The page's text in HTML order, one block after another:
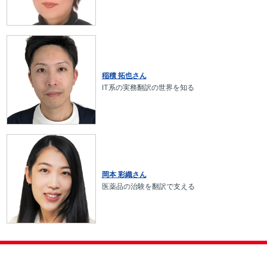
稲積 拓也さん
IT系の実務翻訳の世界を知る
岡本 彩織さん
医薬品の治験を翻訳で支える